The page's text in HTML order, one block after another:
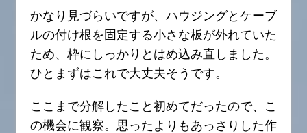
かなり見づらいですが、ハウジングとケーブ
ルの付け根を固定する小さな板が外れていた
ため、枠にしっかりとはめ込み直しました。
ひとまずはこれで大丈夫そうです。
ここまで分解したこと初めてだったので、こ
の機会に観察。思ったよりもあっさりした作